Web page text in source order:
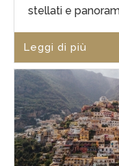
stellati e
Leggi di più